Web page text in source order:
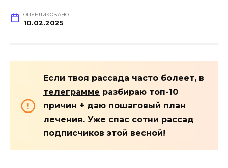
ОПУБЛИКОВАНО
10.02.2025
Если твоя рассада часто болеет, в
телеграмме разбираю топ-10
причин + даю пошаговый план
лечения. Уже спас сотни рассад
подписчиков этой весной!